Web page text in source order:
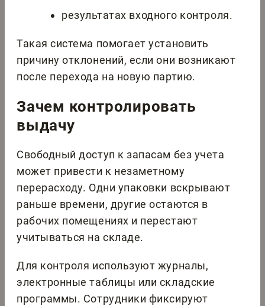
результатах входного контроля.
Такая система помогает установить
причину отклонений, если они возникают
после перехода на новую партию.
Зачем контролировать
выдачу
Свободный доступ к запасам без учета
может привести к незаметному
перерасходу. Одни упаковки вскрывают
раньше времени, другие остаются в
рабочих помещениях и перестают
учитываться на складе.
Для контроля используют журналы,
электронные таблицы или складские
программы. Сотрудники фиксируют